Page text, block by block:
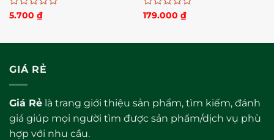
Được
0
sao
5.700 ₫
Được
0
179.000 ₫
GIÁ RẺ
Giá Rẻ là trang giới thiệu sản phẩm, tìm kiếm, đánh
giá giúp mọi người tìm được sản phẩm/dịch vụ phù
hợp với nhu cầu.